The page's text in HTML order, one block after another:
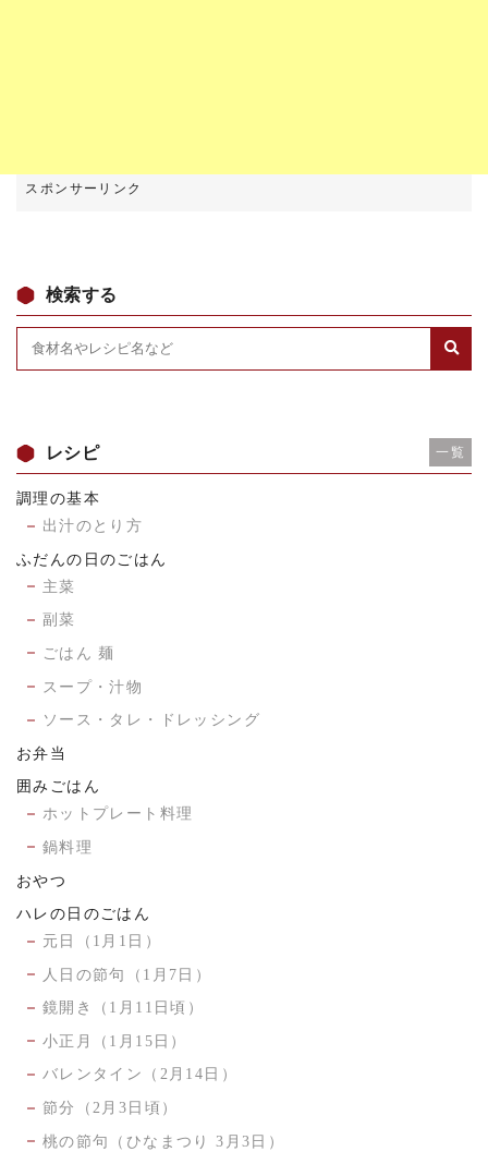
検索する
レシピ 一覧
調理の基本
出汁のとり方
ふだんの日のごはん
主菜
副菜
ごはん 麺
スープ・汁物
ソース・タレ・ドレッシング
お弁当
囲みごはん
ホットプレート料理
鍋料理
おやつ
ハレの日のごはん
元日（1月1日）
人日の節句（1月7日）
鏡開き（1月11日頃）
小正月（1月15日）
バレンタイン（2月14日）
節分（2月3日頃）
桃の節句（ひなまつり 3月3日）